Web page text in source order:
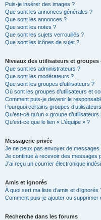
Puis-je insérer des images ?
Que sont les annonces générales ?
Que sont les annonces ?
Que sont les notes ?
Que sont les sujets verrouillés ?
Que sont les icônes de sujet ?
Niveaux des utilisateurs et groupes
Que sont les administrateurs ?
Que sont les modérateurs ?
Que sont les groupes d’utilisateurs ?
Où sont les groupes d’utilisateurs et
Comment puis-je devenir le
Pourquoi certains groupes
Qu’est-ce qu’un « groupe
Qu’est-ce que le lien « L’équipe » ?
Messagerie privée
Je ne peux pas envoyer de messages
Je continue à recevoir des messages
J’ai reçu un courrier électronique
Amis et ignorés
À quoi sert ma liste d’amis et d’ignorés
Comment puis-je ajouter ou supprimer
Recherche dans les forums